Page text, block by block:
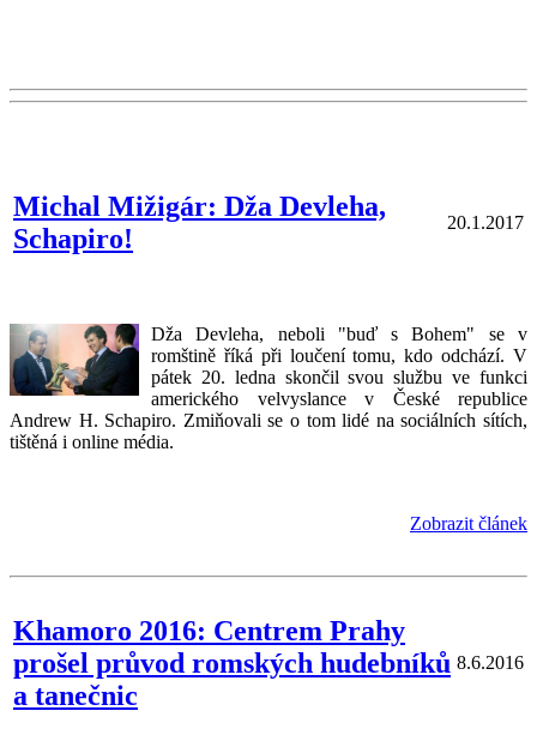
Michal Mižigár: Dža Devleha,
Schapiro!
20.1.2017
Dža Devleha, neboli "buď s Bohem" se v
romštině říká při loučení tomu, kdo odchází. V
pátek 20. ledna skončil svou službu ve funkci
amerického velvyslance v České republice
Andrew H. Schapiro. Zmiňovali se o tom lidé na sociálních sítích,
tištěná i online média.
Zobrazit článek
Khamoro 2016: Centrem Prahy
prošel průvod romských hudebníků
a tanečnic
8.6.2016